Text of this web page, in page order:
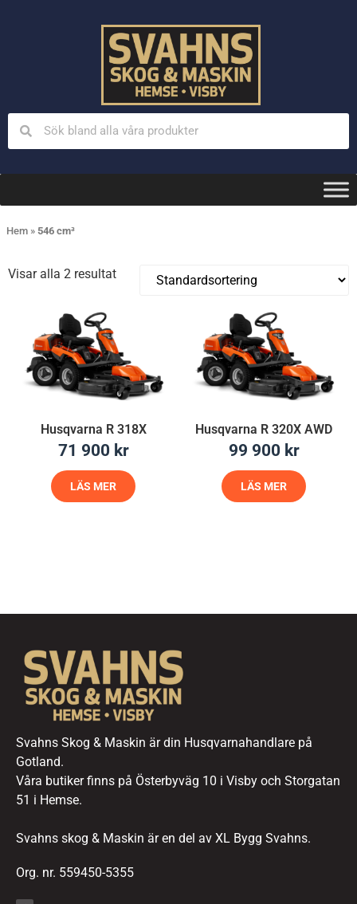
Hem » 546 cm³
Visar alla 2 resultat
Husqvarna R 318X
71 900 kr
LÄS MER
Husqvarna R 320X AWD
99 900 kr
LÄS MER
Svahns Skog & Maskin är din Husqvarnahandlare på
Gotland.
Våra butiker finns på Österbyväg 10 i Visby och Storgatan
51 i Hemse.
Svahns skog & Maskin är en del av XL Bygg Svahns.
Org. nr. 559450-5355